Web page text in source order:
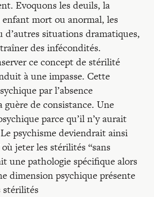
Evoquons les deuils, la
enfant mort ou anormal, les
d’autres situations dramatiques,
des infécondités.
ce concept de stérilité
à une impasse. Cette
par l’absence
guère de consistance. Une
parce qu’il n’y aurait
psychisme deviendrait ainsi
jeter les stérilités “sans
une pathologie spécifique alors
dimension psychique présente
stérilités